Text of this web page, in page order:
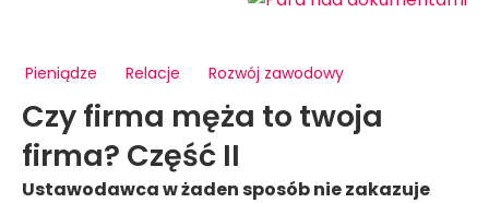
Pieniądze Relacje Rozwój zawodowy
Czy firma męża to twoja
firma? Część II
Ustawodawca w żaden sposób nie zakazuje